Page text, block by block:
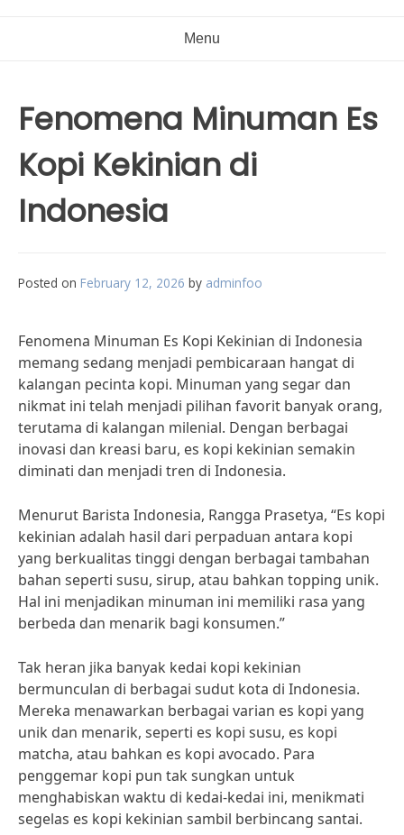
Menu
Fenomena Minuman Es
Kopi Kekinian di
Indonesia
Posted on February 12, 2026 by adminfoo
Fenomena Minuman Es Kopi Kekinian di Indonesia
memang sedang menjadi pembicaraan hangat di
kalangan pecinta kopi. Minuman yang segar dan
nikmat ini telah menjadi pilihan favorit banyak orang,
terutama di kalangan milenial. Dengan berbagai
inovasi dan kreasi baru, es kopi kekinian semakin
diminati dan menjadi tren di Indonesia.
Menurut Barista Indonesia, Rangga Prasetya, “Es kopi
kekinian adalah hasil dari perpaduan antara kopi
yang berkualitas tinggi dengan berbagai tambahan
bahan seperti susu, sirup, atau bahkan topping unik.
Hal ini menjadikan minuman ini memiliki rasa yang
berbeda dan menarik bagi konsumen.”
Tak heran jika banyak kedai kopi kekinian
bermunculan di berbagai sudut kota di Indonesia.
Mereka menawarkan berbagai varian es kopi yang
unik dan menarik, seperti es kopi susu, es kopi
matcha, atau bahkan es kopi avocado. Para
penggemar kopi pun tak sungkan untuk
menghabiskan waktu di kedai-kedai ini, menikmati
segelas es kopi kekinian sambil berbincang santai.